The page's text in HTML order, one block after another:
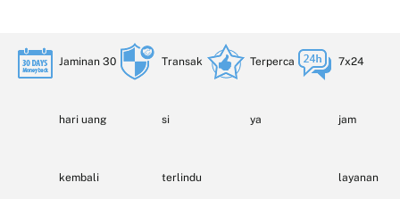
Jaminan 30
hari uang
kembali
Transak
si
terlindu
Terperca
ya
7x24
jam
layanan